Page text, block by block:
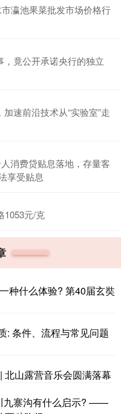
瀛池果菜批发市场价格行
竟公开承诺央行的独立
速前沿技术从“实验室”走
消费贷贴息落地，存量客
享受贴息
1053元/克
种什么体验? 第40届玄奘
: 条件、流程与常见问题
北山露营音乐会圆满落幕
九寨沟有什么启示? ——